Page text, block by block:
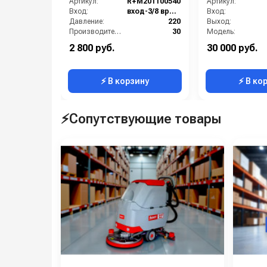
упаковке
Вход:
вход-3/8 вращ
Давление:
220
Производительность (л/мин):
30
Страна-производитель:
2 800 руб.
⚡ В корзину
Вход:
Выход:
Модель:
Производительность (л/ч):
30 000 руб.
⚡ В
⚡Сопутствующие товары